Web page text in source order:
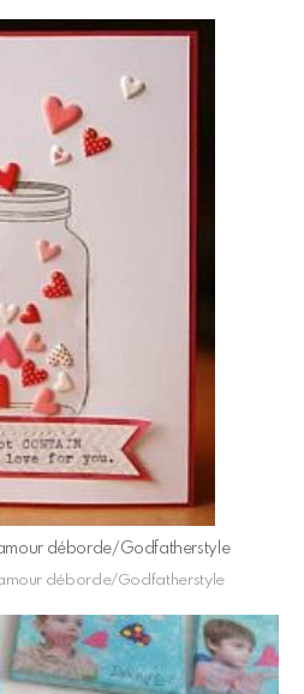
déborde/Godfatherstyle
amour déborde/Godfatherstyle